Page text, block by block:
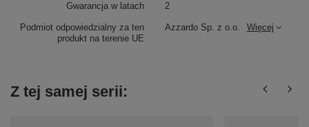
Podmiot odpowiedzialny za ten
produkt na terenie UE
Azzardo Sp. z o.o. Więcej
Gwarancja w latach 2
Z tej samej serii: